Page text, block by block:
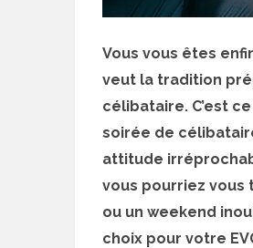
Vous vous êtes
veut la tradition
célibataire. C’est
soirée de
attitude
vous pourriez vous
ou un weekend
choix pour votre